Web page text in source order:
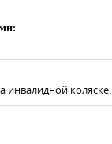
инвалидной коляске.